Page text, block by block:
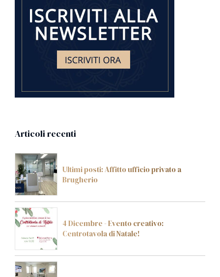
Articoli recenti
Ultimi posti: Affitto ufficio privato a
Brugherio
4 Dicembre - Evento creativo:
Centrotavola di Natale!